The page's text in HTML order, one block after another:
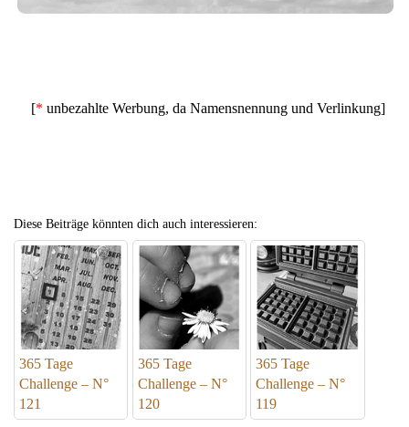
[* unbezahlte Werbung, da Namensnennung und Verlinkung]
Diese Beiträge könnten dich auch interessieren:
365 Tage
Challenge – N°
121
365 Tage
Challenge – N°
120
365 Tage
Challenge – N°
119